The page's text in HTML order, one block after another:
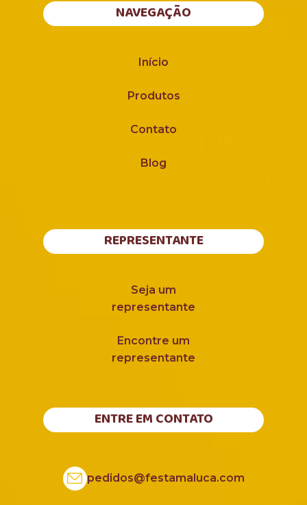
NAVEGAÇÃO
Início
Produtos
Contato
Blog
REPRESENTANTE
Seja um
representante
Encontre um
representante
ENTRE EM CONTATO
pedidos@festamaluca.com